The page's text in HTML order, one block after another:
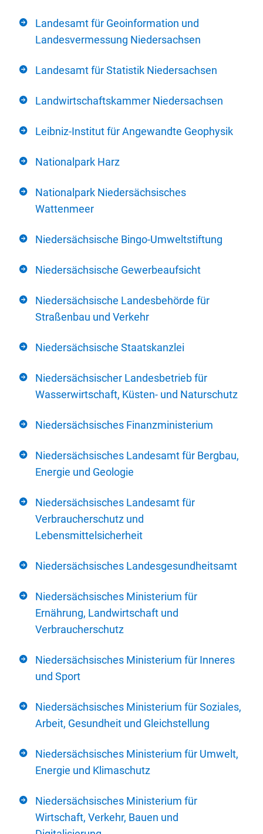
Landesamt für Geoinformation und
Landesvermessung Niedersachsen
Landesamt für Statistik Niedersachsen
Landwirtschaftskammer Niedersachsen
Leibniz-Institut für Angewandte Geophysik
Nationalpark Harz
Nationalpark Niedersächsisches
Wattenmeer
Niedersächsische Bingo-Umweltstiftung
Niedersächsische Gewerbeaufsicht
Niedersächsische Landesbehörde für
Straßenbau und Verkehr
Niedersächsische Staatskanzlei
Niedersächsischer Landesbetrieb für
Wasserwirtschaft, Küsten- und Naturschutz
Niedersächsisches Finanzministerium
Niedersächsisches Landesamt für Bergbau,
Energie und Geologie
Niedersächsisches Landesamt für
Verbraucherschutz und
Lebensmittelsicherheit
Niedersächsisches Landesgesundheitsamt
Niedersächsisches Ministerium für
Ernährung, Landwirtschaft und
Verbraucherschutz
Niedersächsisches Ministerium für Inneres
und Sport
Niedersächsisches Ministerium für Soziales,
Arbeit, Gesundheit und Gleichstellung
Niedersächsisches Ministerium für Umwelt,
Energie und Klimaschutz
Niedersächsisches Ministerium für
Wirtschaft, Verkehr, Bauen und